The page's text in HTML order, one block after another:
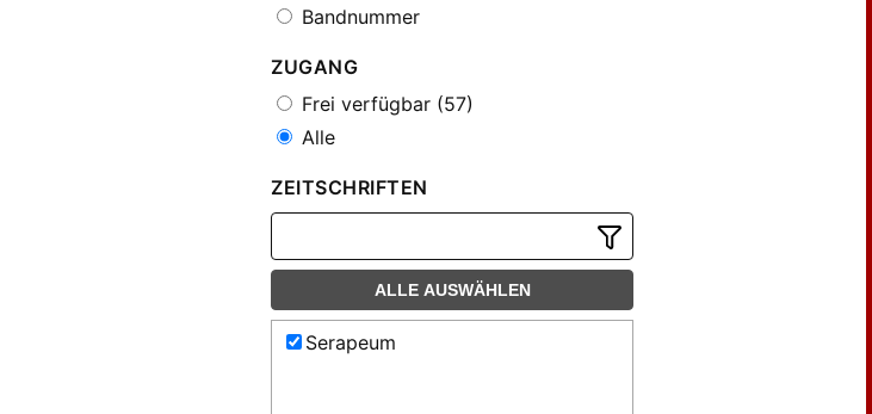
Bandnummer
ZUGANG
Frei verfügbar (57)
Alle
ZEITSCHRIFTEN
ALLE AUSWÄHLEN
Serapeum